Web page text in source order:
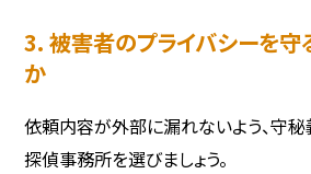
3. 被害者のプライバシーを守
か
依頼内容が外部に漏れないよう、守
探偵事務所を選びましょう。